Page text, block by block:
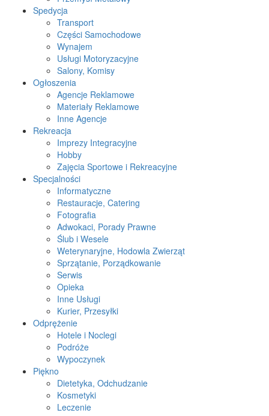
Spedycja
Transport
Części Samochodowe
Wynajem
Usługi Motoryzacyjne
Salony, Komisy
Ogłoszenia
Agencje Reklamowe
Materiały Reklamowe
Inne Agencje
Rekreacja
Imprezy Integracyjne
Hobby
Zajęcia Sportowe i Rekreacyjne
Specjalności
Informatyczne
Restauracje, Catering
Fotografia
Adwokaci, Porady Prawne
Ślub i Wesele
Weterynaryjne, Hodowla Zwierząt
Sprzątanie, Porządkowanie
Serwis
Opieka
Inne Usługi
Kurier, Przesyłki
Odprężenie
Hotele i Noclegi
Podróże
Wypoczynek
Piękno
Dietetyka, Odchudzanie
Kosmetyki
Leczenie